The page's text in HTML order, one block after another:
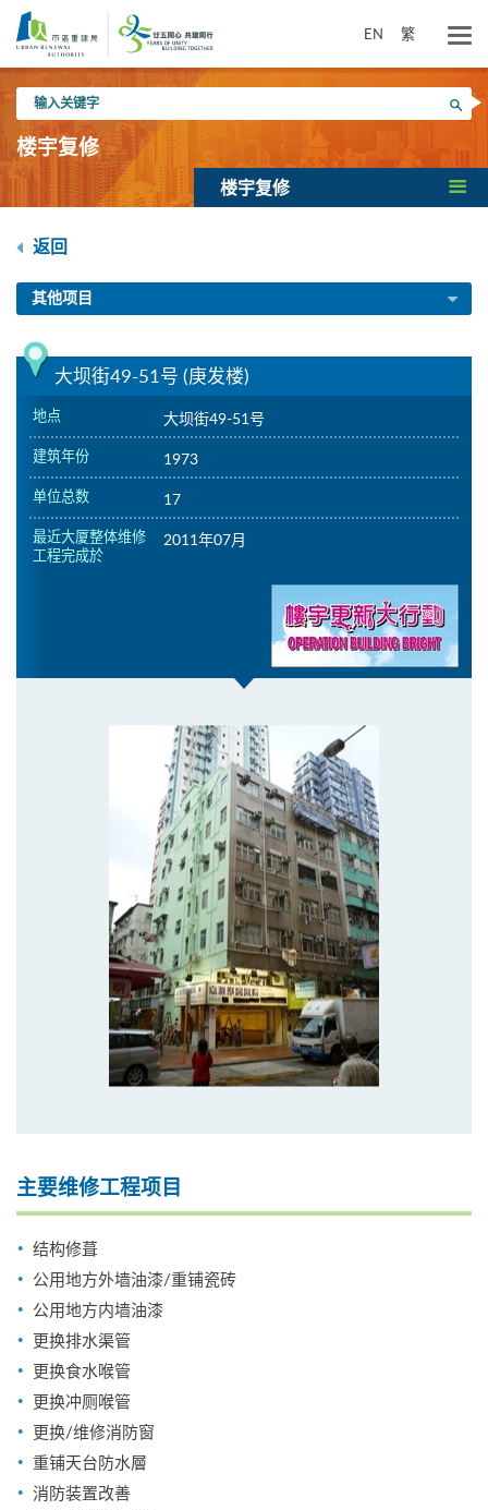
内
EN 繁
入
关
键
搜寻
楼宇复修
楼宇复修
返回
其他项目
大坝街49-51号 (庚发楼)
地点 大坝街49-51号
建筑年份 1973
单位总数 17
最近大厦整体维修
工程完成於
2011年07月
主要维修工程项目
结构修葺
公用地方外墙油漆/重铺瓷砖
公用地方内墙油漆
更换排水渠管
更换食水喉管
更换冲厕喉管
更换/维修消防窗
重铺天台防水層
消防装置改善